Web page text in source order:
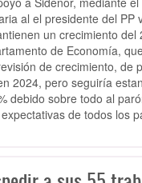
al el presidente del PP
un crecimiento
de Economía,
de crecimiento, de
2024, pero seguiría
debido sobre todo al
de todos los